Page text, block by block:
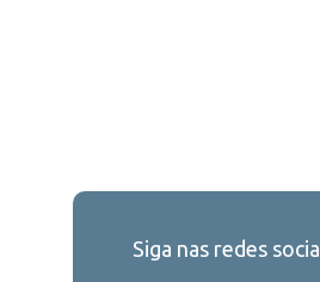
Siga nas redes